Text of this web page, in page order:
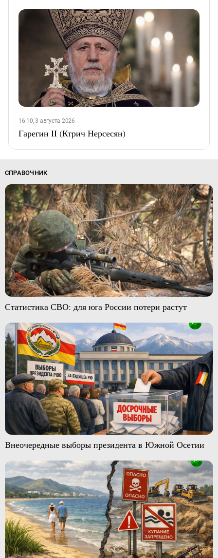
16:10, 3 августа 2026
Гарегин II (Ктрич Нерсесян)
СПРАВОЧНИК
Статистика СВО: для юга России потери растут
Внеочередные выборы президента в Южной Осетии